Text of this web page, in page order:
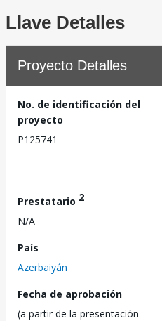
Llave Detalles
Proyecto Detalles
No. de identificación del
proyecto
P125741
Prestatario 2
N/A
País
Azerbaiyán
Fecha de aprobación
(a partir de la presentación